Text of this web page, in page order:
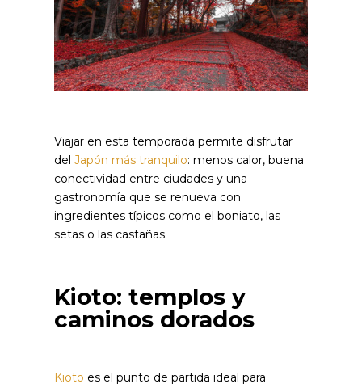
Viajar en esta temporada permite disfrutar
delJapón más tranquilo: menos calor, buena
conectividad entre ciudades y una
gastronomía que se renueva con
ingredientes típicos como el boniato, las
setas o las castañas.
Kioto: templos y
caminos dorados
Kioto es el punto de partida ideal para